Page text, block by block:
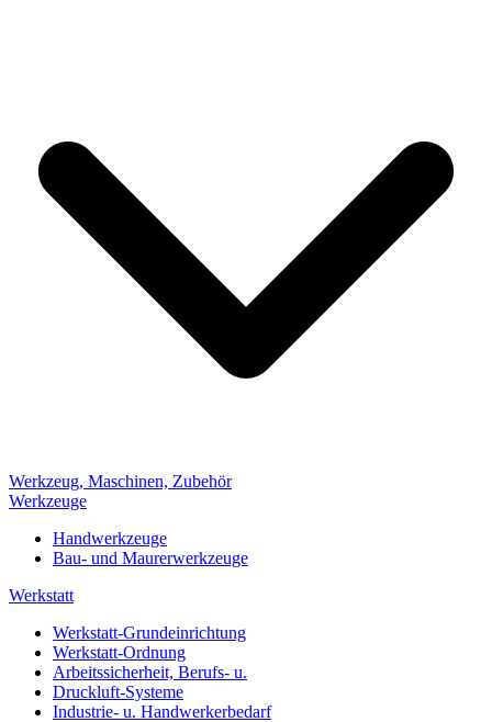
Werkzeug, Maschinen, Zubehör
Werkzeuge
Handwerkzeuge
Bau- und Maurerwerkzeuge
Werkstatt
Werkstatt-Grundeinrichtung
Werkstatt-Ordnung
Arbeitssicherheit, Berufs- u.
Druckluft-Systeme
Industrie- u. Handwerkerbedarf